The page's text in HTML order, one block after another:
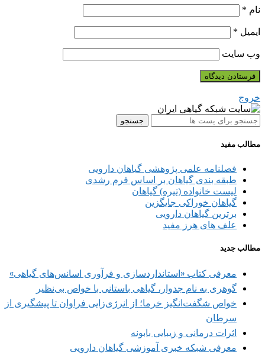
نام *
ایمیل *
وب‌ سایت
خروج
جستجو
مطالب مفید
فصلنامه علمی پژوهشی گیاهان دارویی
طبقه بندی گیاهان بر اساس فرم رشدی
لیست خانواده (تیره) گیاهان
گیاهان خوراکی جایگزین
برترین گیاهان دارویی
علف های هرز مفید
مطالب جدید
معرفی کتاب «استانداردسازی و فرآوری اسانس‌های گیاهی»
گوهری به نام جدوار، گیاهی باستانی با خواص بی‌نظیر
خواص شگفت‌انگیز خرما؛ از انرژی‌زایی فراوان تا پیشگیری از
سرطان
اثرات درمانی و زیبایی بابونه
معرفی شبکه خبری آموزشی گیاهان دارویی